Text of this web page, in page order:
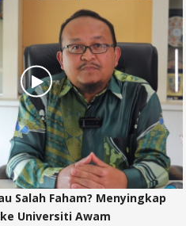
Salah Faham? Menyingkap
Universiti Awam